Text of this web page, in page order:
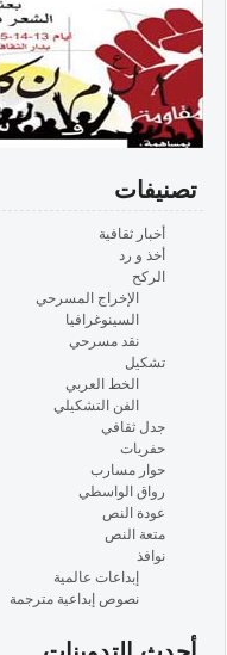
تصنيفات
أخبار ثقافية
أخذ و رد
الركح
الإخراج المسرحي
السينوغرافيا
نقد مسرحي
تشكيل
الخط العربي
الفن التشكيلي
جدل ثقافي
حفريات
حوار مسارب
رواق الواسطي
عودة النص
متعة النص
نوافذ
إبداعات عالمية
نصوص إبداعية مترجمة